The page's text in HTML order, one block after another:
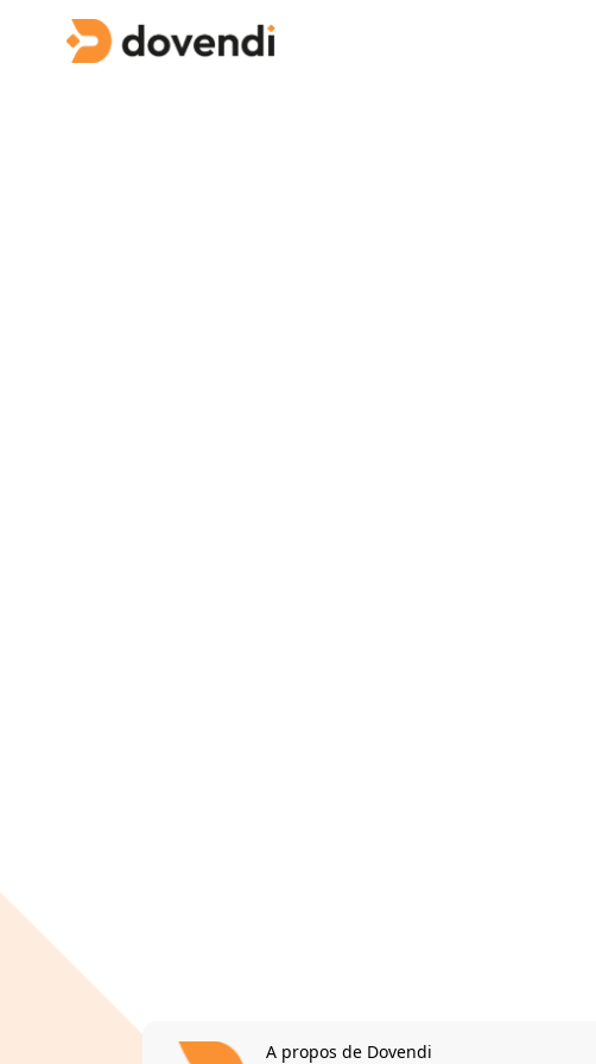
A propos de Dovendi